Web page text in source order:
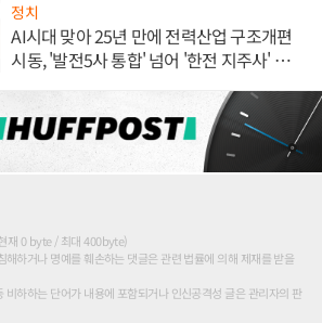
정치
AI시대 맞아 25년 만에 전력산업 구조개편
시동, '발전5사 통합' 넘어 '한전 지주사' 재편
재 0 byte / 최대 400byte)
해하거나 명예를 훼손하는 댓글은 관련 법률에 의해 제재를 받을
비하하는 단어가 내용에 포함되거나 인신공격성 글은 관리자의 판